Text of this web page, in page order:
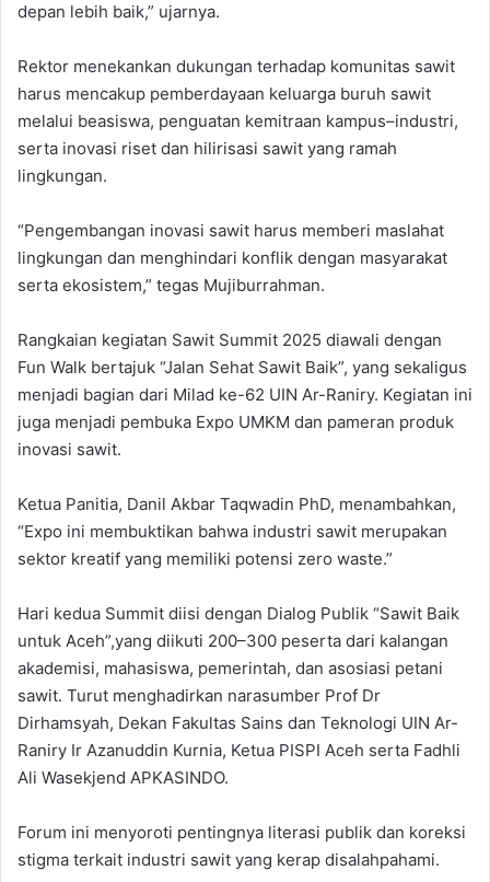
depan lebih baik,” ujarnya.
Rektor menekankan dukungan terhadap komunitas sawit
harus mencakup pemberdayaan keluarga buruh sawit
melalui beasiswa, penguatan kemitraan kampus–industri,
serta inovasi riset dan hilirisasi sawit yang ramah
lingkungan.
“Pengembangan inovasi sawit harus memberi maslahat
lingkungan dan menghindari konflik dengan masyarakat
serta ekosistem,” tegas Mujiburrahman.
Rangkaian kegiatan Sawit Summit 2025 diawali dengan
Fun Walk bertajuk “Jalan Sehat Sawit Baik”, yang sekaligus
menjadi bagian dari Milad ke-62 UIN Ar-Raniry. Kegiatan ini
juga menjadi pembuka Expo UMKM dan pameran produk
inovasi sawit.
Ketua Panitia, Danil Akbar Taqwadin PhD, menambahkan,
“Expo ini membuktikan bahwa industri sawit merupakan
sektor kreatif yang memiliki potensi zero waste.”
Hari kedua Summit diisi dengan Dialog Publik “Sawit Baik
untuk Aceh”,yang diikuti 200–300 peserta dari kalangan
akademisi, mahasiswa, pemerintah, dan asosiasi petani
sawit. Turut menghadirkan narasumber Prof Dr
Dirhamsyah, Dekan Fakultas Sains dan Teknologi UIN Ar-
Raniry Ir Azanuddin Kurnia, Ketua PISPI Aceh serta Fadhli
Ali Wasekjend APKASINDO.
Forum ini menyoroti pentingnya literasi publik dan koreksi
stigma terkait industri sawit yang kerap disalahpahami.